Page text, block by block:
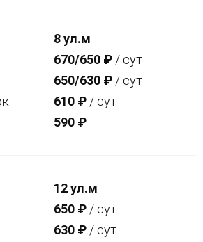
8 ул.м
670/650 ₽ / сут
650/630 ₽ / сут
610 ₽ / сут
590 ₽
12 ул.м
650 ₽ / сут
630 ₽ / сут